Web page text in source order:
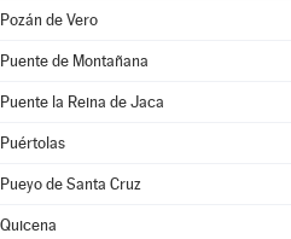
Pozán de Vero
Puente de Montañana
Puente la Reina de Jaca
Puértolas
Pueyo de Santa Cruz
Quicena